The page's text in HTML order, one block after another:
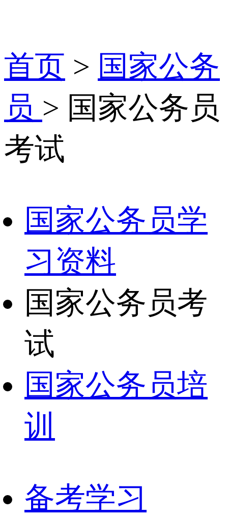
首页 > 国家公务
员 > 国家公务员
考试
国家公务员学
习资料
国家公务员考
试
国家公务员培
训
备考学习